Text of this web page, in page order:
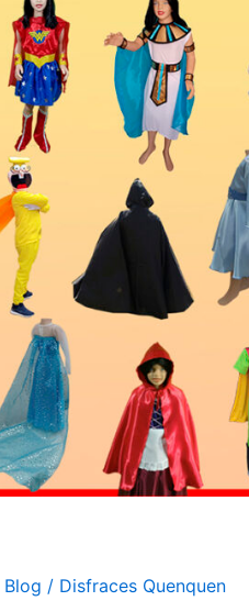
Blog / Disfraces Quenquen